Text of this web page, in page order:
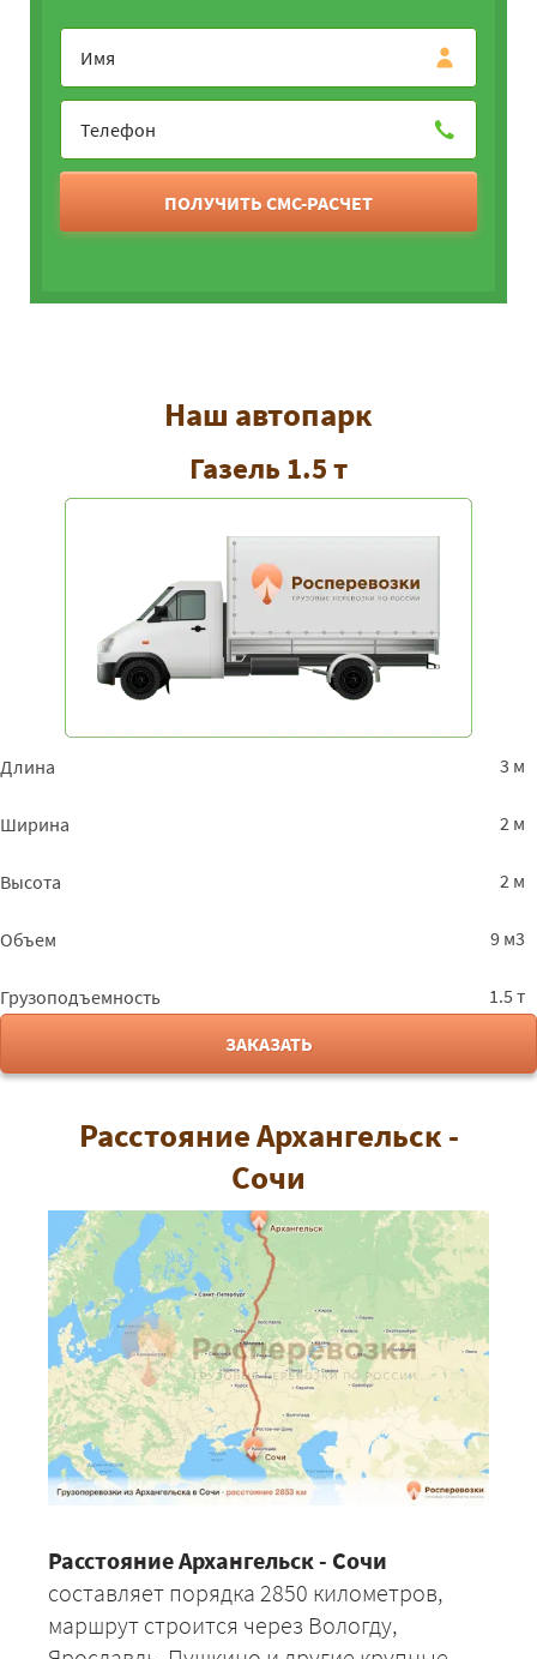
ПОЛУЧИТЬ СМС-РАСЧЕТ
Наш автопарк
Газель 1.5 т
Длина 3 м
Ширина 2 м
Высота 2 м
Объем 9 м3
Грузоподъемность
1.5 т
ЗАКАЗАТЬ
Расстояние Архангельск -
Сочи
Расстояние Архангельск - Сочи
составляет порядка 2850 километров,
маршрут строится через Вологду,